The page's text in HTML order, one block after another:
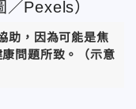
助，因為可能是焦
問題所致。（示意